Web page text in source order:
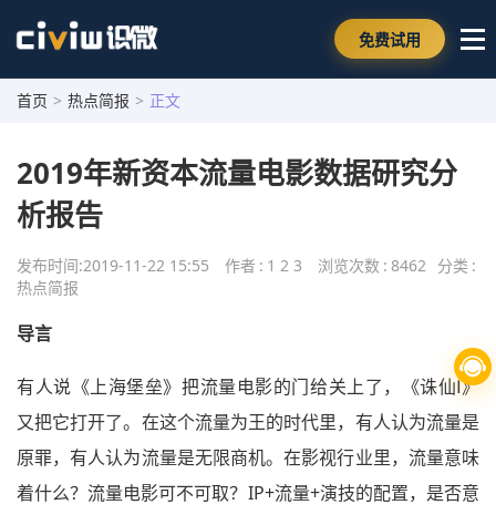
免费试用
首页 > 热点简报 > 正文
2019年新资本流量电影数据研究分
析报告
发布时间:2019-11-22 15:55 作者 : 1 2 3 浏览次数 : 8462 分类 :
热点简报
导言
有人说《上海堡垒》把流量电影的门给关上了，《诛仙Ⅰ》
又把它打开了。在这个流量为王的时代里，有人认为流量是
原罪，有人认为流量是无限商机。在影视行业里，流量意味
着什么？流量电影可不可取？IP+流量+演技的配置，是否意